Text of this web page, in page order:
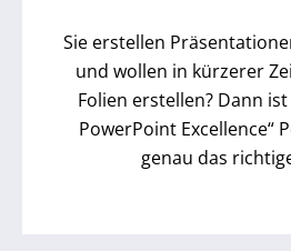
Sie erstellen
und wollen in kürzerer
Folien erstellen? Dann
PowerPoint Excellence“
genau das